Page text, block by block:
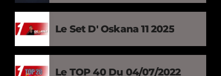
Le Set D' Oskana 11 2025
Le TOP 40 Du 04/07/2022